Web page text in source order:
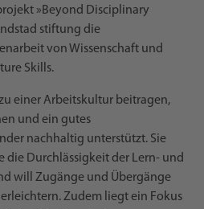
»Beyond Disciplinary
stiftung die
von Wissenschaft und
Skills.
einer Arbeitskultur beitragen,
und ein gutes
nachhaltig unterstützt. Sie
die Durchlässigkeit der Lern- und
will Zugänge und Übergänge
Zudem liegt ein Fokus